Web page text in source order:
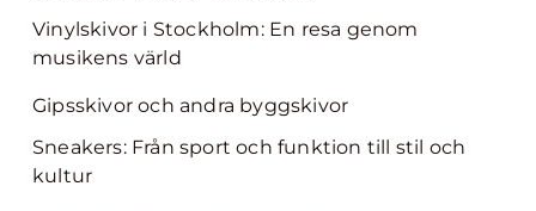
Vinylskivor i Stockholm: En resa genom
musikens värld
Gipsskivor och andra byggskivor
Sneakers: Från sport och funktion till stil och
kultur